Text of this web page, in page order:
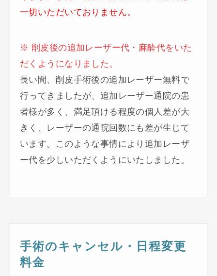
一切いただいておりません。
※ 削皮後の追加レーザー代・麻酔代をいた
だくようになりました。
長い間、削皮手術後の追加レーザー無料で
行ってきましたが、追加レーザー通院の患
者様が多く、満足頂ける程度の個人差が大
きく、レーザーの通院回数にも差が生じて
います。このような事情により追加レーザ
ー代を少しいただくようにいたしました。
手術のキャンセル・日程変更
料金